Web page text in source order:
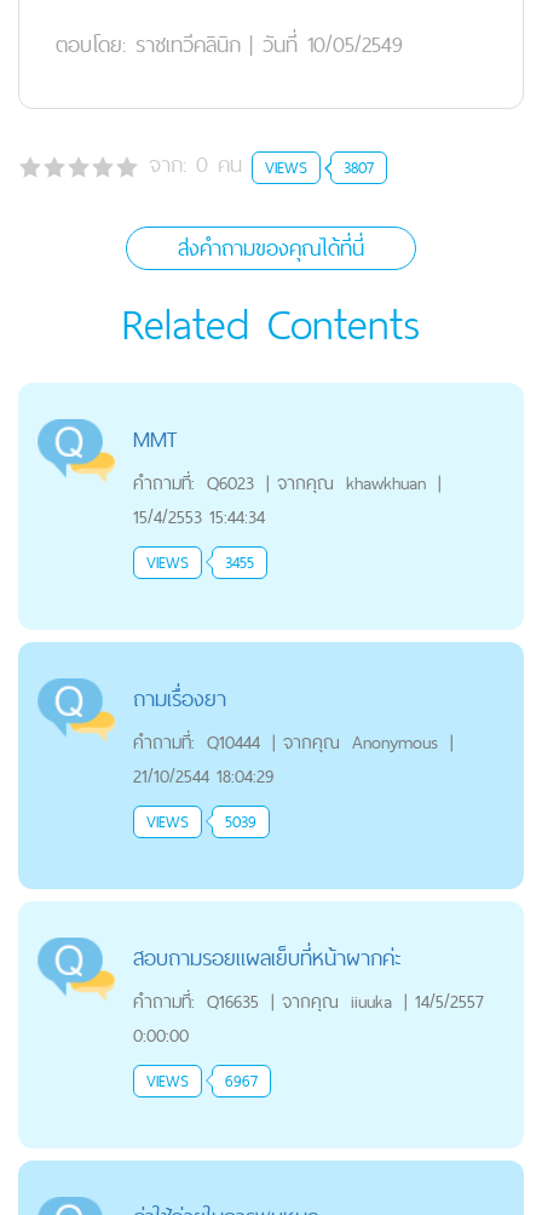
ตอบโดย: ราชเทวีคลินิก | วันที่ 10/05/2549
จาก: 0 คน VIEWS 3807
ส่งคำถามของคุณได้ที่นี่
Related Contents
MMT
คำถามที่: Q6023 | จากคุณ khawkhuan |
15/4/2553 15:44:34
VIEWS 3455
ถามเรื่องยา
คำถามที่: Q10444 | จากคุณ Anonymous |
21/10/2544 18:04:29
VIEWS 5039
สอบถามรอยแผลเย็บที่หน้าผากค่ะ
คำถามที่: Q16635 | จากคุณ iiuuka | 14/5/2557
0:00:00
VIEWS 6967